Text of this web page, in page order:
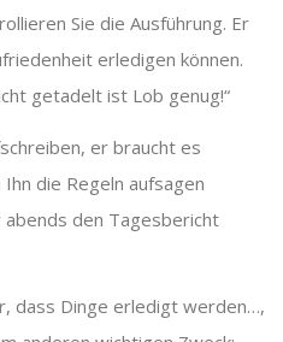
Sie die Ausführung. Er
erledigen können.
getadelt ist Lob genug!“
er braucht es
die Regeln aufsagen
den Tagesbericht
dass Dinge erledigt werden…,